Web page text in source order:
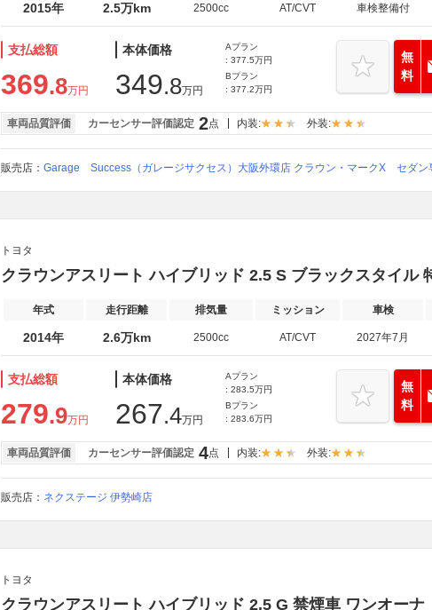
2015年 2.5万km 2500cc AT/CVT 車検整備付
支払総額
369.8万円
本体価格
349.8万円
Aプラン
: 377.5万円
Bプラン
: 377.2万円
無
料
車両品質評価 カーセンサー評価認定 2点 内装: 外装:
販売店： Garage Success（ガレージサクセス）大阪外環店 クラウン・マークX セダン
トヨタ
クラウンアスリート ハイブリッド 2.5 S ブラックスタイル
年式 走行距離 排気量 ミッション 車検
2014年 2.6万km 2500cc AT/CVT 2027年7月
支払総額
279.9万円
本体価格
267.4万円
Aプラン
: 283.5万円
Bプラン
: 283.6万円
無
料
車両品質評価 カーセンサー評価認定 4点 内装: 外装:
販売店： ネクステージ 伊勢崎店
トヨタ
クラウンアスリート ハイブリッド 2.5 G 禁煙車 ワンオーナ